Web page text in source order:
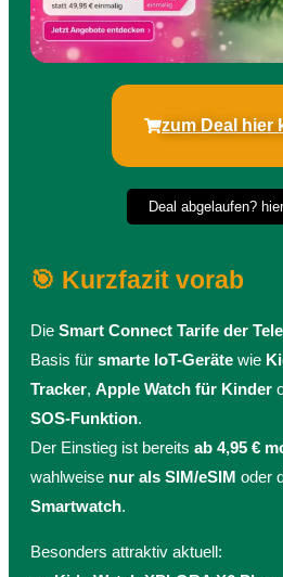
zum Deal hier
Deal abgelaufen?
🎯 Kurzfazit vorab
Die Smart Connect Tarife der
Basis für smarte IoT-Geräte wie
Tracker, Apple Watch für Kinder
SOS-Funktion.
Der Einstieg ist bereits ab 4,95 €
wahlweise nur als SIM/eSIM oder
Smartwatch.
Besonders attraktiv aktuell: